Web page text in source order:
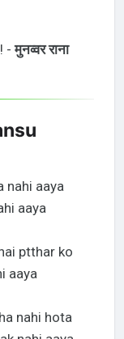
! -मुनव्वर राना
nahi aaya
aaya
ptthar ko
aaya
nahi hota